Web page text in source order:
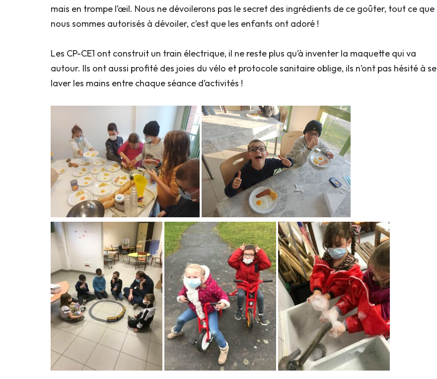
mais en trompe l’œil. Nous ne dévoilerons pas le secret des ingrédients de ce goûter, tout ce que
nous sommes autorisés à dévoiler, c’est que les enfants ont adoré !
Les CP-CE1 ont construit un train électrique, il ne reste plus qu’à inventer la maquette qui va
autour. Ils ont aussi profité des joies du vélo et protocole sanitaire oblige, ils n’ont pas hésité à se
laver les mains entre chaque séance d’activités !